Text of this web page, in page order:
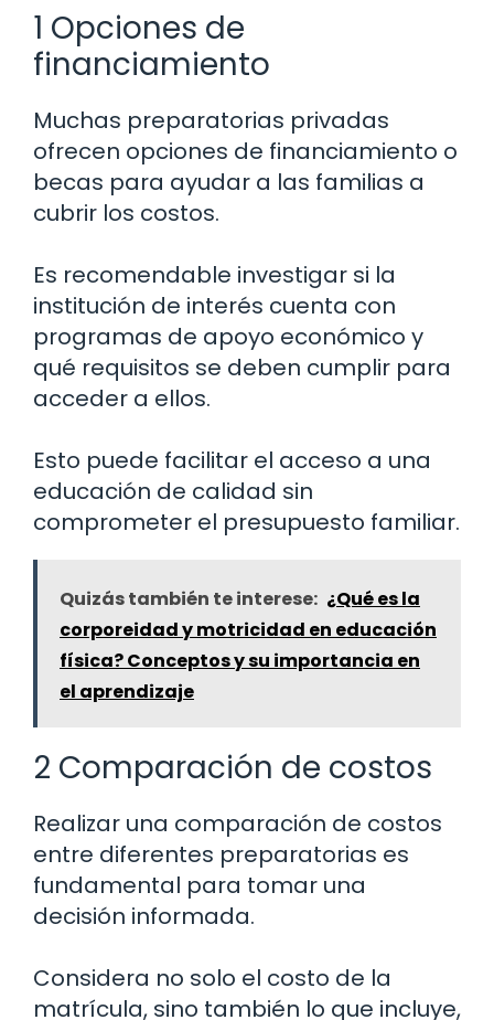
1 Opciones de
financiamiento
Muchas preparatorias privadas
ofrecen opciones de financiamiento o
becas para ayudar a las familias a
cubrir los costos.
Es recomendable investigar si la
institución de interés cuenta con
programas de apoyo económico y
qué requisitos se deben cumplir para
acceder a ellos.
Esto puede facilitar el acceso a una
educación de calidad sin
comprometer el presupuesto familiar.
Quizás también te interese: ¿Qué es la
corporeidad y motricidad en educación
física? Conceptos y su importancia en
el aprendizaje
2 Comparación de costos
Realizar una comparación de costos
entre diferentes preparatorias es
fundamental para tomar una
decisión informada.
Considera no solo el costo de la
matrícula, sino también lo que incluye,